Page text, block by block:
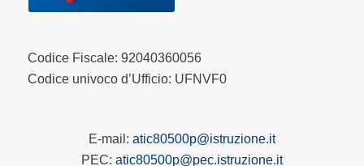
Codice Fiscale: 92040360056
Codice univoco d’Ufficio: UFNVF0
E-mail: atic80500p@istruzione.it
PEC: atic80500p@pec.istruzione.it